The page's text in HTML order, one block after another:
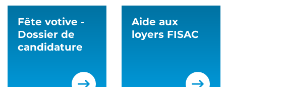
Fête votive -
Dossier de
candidature
Aide aux
loyers FISAC